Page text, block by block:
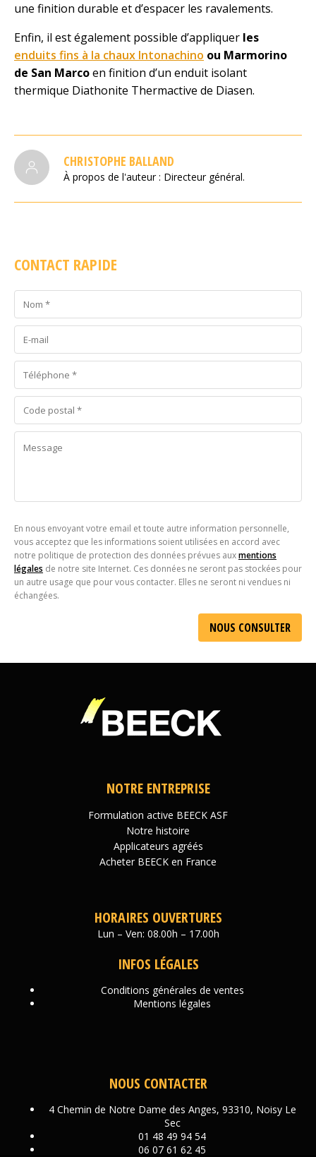
une finition durable et d’espacer les ravalements.
Enfin, il est également possible d’appliquer les
enduits fins à la chaux Intonachino ou Marmorino
de San Marcoen finition d’un enduit isolant
thermique Diathonite Thermactive de Diasen.
CHRISTOPHE BALLAND
À propos de l'auteur : Directeur général.
CONTACT RAPIDE
En nous envoyant votre email et toute autre information personnelle,
vous acceptez que les informations soient utilisées en accord avec
notre politique de protection des données prévues auxmentions
légales de notre site Internet. Ces données ne seront pas stockées pour
un autre usage que pour vous contacter. Elles ne seront ni vendues ni
échangées.
Alternative:
NOTRE ENTREPRISE
Formulation active BEECK ASF
Notre histoire
Applicateurs agréés
Acheter BEECK en France
HORAIRES OUVERTURES
Lun – Ven: 08.00h – 17.00h
INFOS LÉGALES
Conditions générales de ventes
Mentions légales
NOUS CONTACTER
4 Chemin de Notre Dame des Anges, 93310, Noisy Le
Sec
01 48 49 94 54
06 07 61 62 45